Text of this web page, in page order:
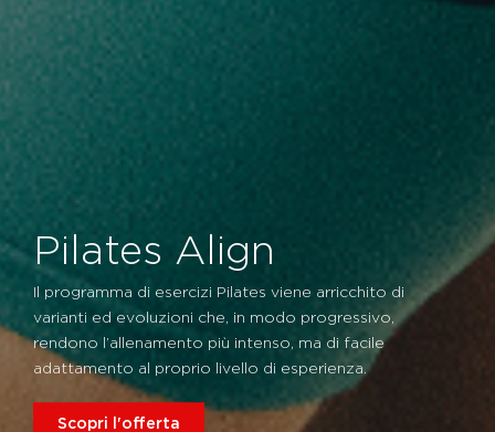
Pilates Align
Il programma di esercizi Pilates viene arricchito di
varianti ed evoluzioni che, in modo progressivo,
rendono l’allenamento più intenso, ma di facile
adattamento al proprio livello di esperienza.
Scopri l'offerta